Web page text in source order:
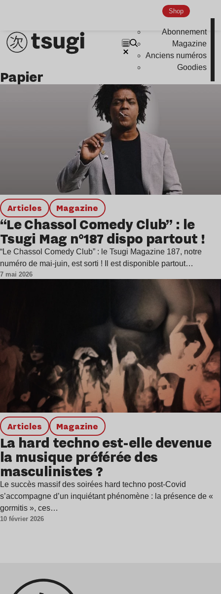
Shop
Abonnement
Magazine
Anciens numéros
Goodies
papier
Articles magazine
“Le Chassol Comedy Club” : le
Tsugi Mag n°187 dispo partout !
“Le Chassol Comedy Club” : le Tsugi Magazine 187, notre
numéro de mai-juin, est sorti ! Il est disponible partout…
7 mai 2026
Articles magazine
La hard techno est-elle devenue
la musique préférée des
masculinistes ?
Le succès massif des soirées hard techno post-Covid
s’accompagne d’un inquiétant phénomène : la présence de «
gormitis », ces…
10 février 2026